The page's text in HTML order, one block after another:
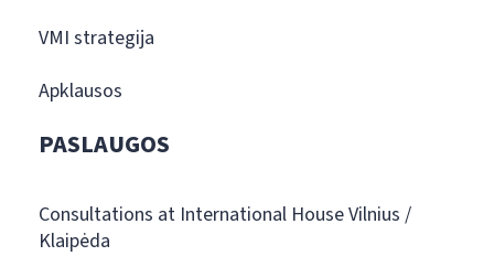
VMI strategija
Apklausos
PASLAUGOS
Consultations at International House Vilnius /
Klaipėda